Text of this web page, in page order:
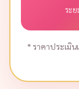
ระย
* ราคาประเมิ